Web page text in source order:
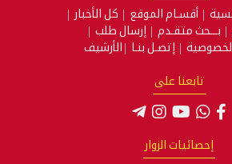
أقسـام الموقع
كل الأخبار
بـــحث متقـدم
إرسال طلب
إتصـل بنـا الأرشيف
تابعنا على
إحصائيات الزوار